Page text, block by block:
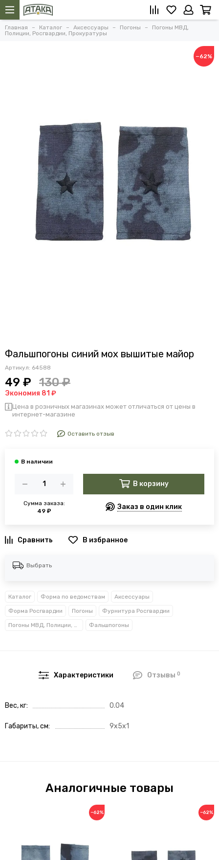
Главная Каталог Аксессуары Погоны
Погоны МВД,
Полиции, Росгвардии, Прокуратуры
−62%
Фальшпогоны синий мох вышитые майор
Артикул: 64588
49 ₽ 130 ₽
Экономия 81 ₽
Цена в розничных магазинах может отличаться от цены в
интернет-магазине
Оставить отзыв
Сумма заказа:
49 ₽
В корзину
Заказ в один клик
В избранное
Выбрать
Каталог Форма по ведомствам Аксессуары
Форма Росгвардии Погоны Фурнитура Росгвардии
Погоны МВД, Полиции, Росгвардии, Прокуратуры Фальшпогоны
Характеристики Отзывы 0
Вес, кг 0.04
Габариты, см 9x5x1
Аналогичные товары
−62% −62%